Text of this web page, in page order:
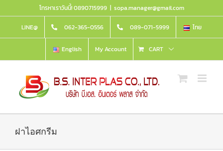
to
content
โทรหาเราวันนี้! 0890715999 | sopa.manager@gmail.com
LINE@ 062-365-0556 089-071-5999 ไทย
English My Account CART
ฝาไอศกรีม